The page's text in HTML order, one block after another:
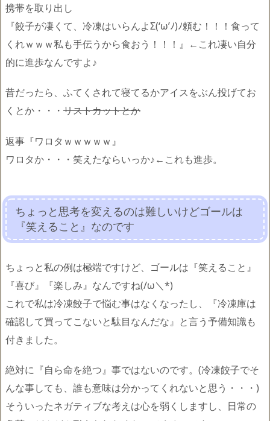
携帯を取り出し
『餃子が凄くて、冷凍はいらんよΣ(‘ω’ﾉ)ﾉ頼む！！！食って
くれｗｗｗ私も手伝うから食おう！！！』←これ凄い自分
的に進歩なんですよ♪
昔だったら、ふてくされて寝てるかアイスをぶん投げてお
くとか・・・ リストカットとか
返事『ワロタｗｗｗｗｗ』
ワロタか・・・笑えたならいっか♪←これも進歩。
ちょっと思考を変えるのは難しいけどゴールは
『笑えること』なのです
ちょっと私の例は極端ですけど、ゴールは『笑えること』
『喜び』『楽しみ』なんですね(/ω＼*)
これで私は冷凍餃子で悩む事はなくなったし、『冷凍庫は
確認して買ってこないと駄目なんだな』と言う予備知識も
付きました。
絶対に『自ら命を絶つ』事ではないのです。(冷凍餃子でそ
んな事しても、誰も意味は分かってくれないと思う・・・)
そういったネガティブな考えは心を弱くしますし、日常の